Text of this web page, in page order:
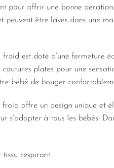
pour offrir une bonne
peuvent être lavés dans une
est doté d’une fermeture
plates pour une
bébé de bouger
offre un design unique et
s’adapter à tous les bébés.
tissu respirant